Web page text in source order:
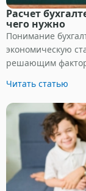
Расчет
чего нужно
Понимание
экономическую
решающим
Читать статью